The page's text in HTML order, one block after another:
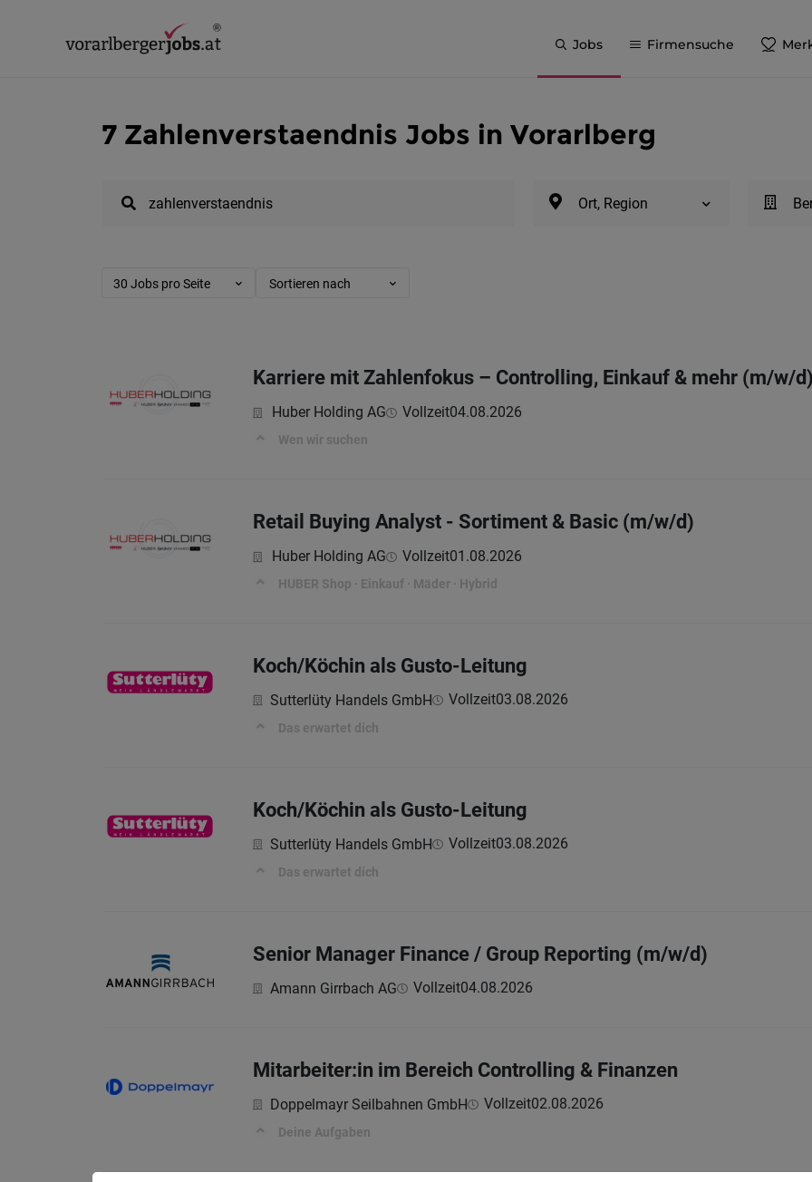
Jobs Firmensuche
7 Zahlenverstaendnis Jobs in Vorarlberg
Ort, Region
30 Jobs pro Seite Sortieren nach
Karriere mit Zahlenfokus – Controlling, Einkauf & mehr (m/w/d)
Huber Holding AG Vollzeit04.08.2026
Wen wir suchen
Retail Buying Analyst - Sortiment & Basic (m/w/d)
Huber Holding AG Vollzeit01.08.2026
HUBER Shop · Einkauf · Mäder · Hybrid
Koch/Köchin als Gusto-Leitung
Sutterlüty Handels GmbH Vollzeit03.08.2026
Das erwartet dich
Koch/Köchin als Gusto-Leitung
Sutterlüty Handels GmbH Vollzeit03.08.2026
Das erwartet dich
Senior Manager Finance / Group Reporting (m/w/d)
Amann Girrbach AG Vollzeit04.08.2026
Mitarbeiter:in im Bereich Controlling & Finanzen
Doppelmayr Seilbahnen GmbH Vollzeit02.08.2026
Deine Aufgaben